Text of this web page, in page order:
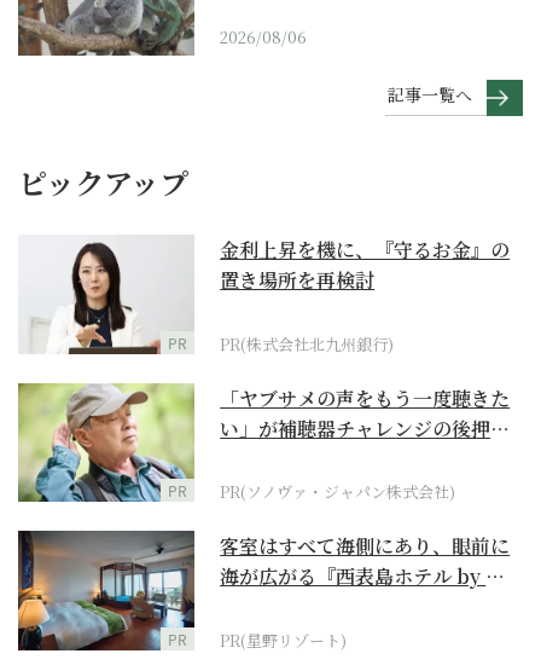
2026/08/06
記事一覧へ
ピックアップ
PR
金利上昇を機に、『守るお金』の
置き場所を再検討
PR(株式会社北九州銀行)
PR
「ヤブサメの声をもう一度聴きた
い」が補聴器チャレンジの後押し
PR(ソノヴァ・ジャパン株式会社)
PR
客室はすべて海側にあり、眼前に
海が広がる『西表島ホテル by 星
PR(星野リゾート)